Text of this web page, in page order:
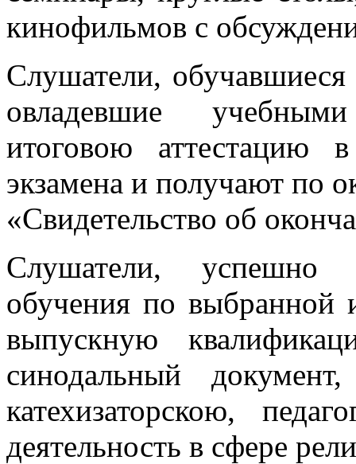
кинофильмов с
Слушатели,
овладевшие
итоговою аттестацию
экзамена и получают по
«Свидетельство об
Слушатели, успешно
обучения по выбранной
выпускную
синодальный
катехизаторскою,
деятельность в сфере